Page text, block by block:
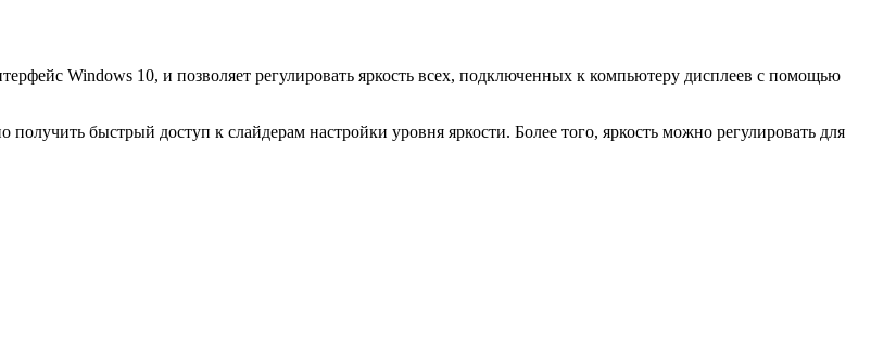
Windows 10, и позволяет регулировать яркость всех, подключенных к компьютеру дисплеев с помощью
быстрый доступ к слайдерам настройки уровня яркости. Более того, яркость можно регулировать для